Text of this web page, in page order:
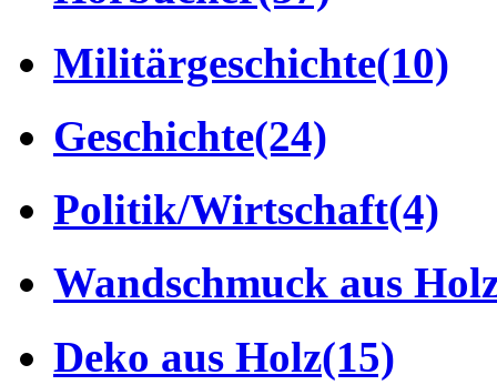
Militärgeschichte(10)
Geschichte(24)
Politik/Wirtschaft(4)
Wandschmuck aus
Deko aus Holz(15)